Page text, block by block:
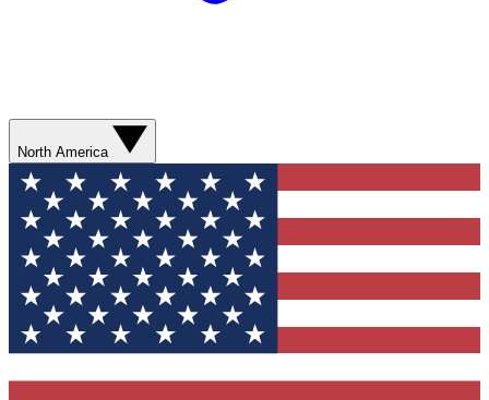
North America